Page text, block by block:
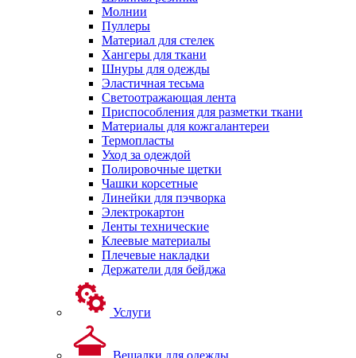
Молнии
Пуллеры
Материал для стелек
Хангеры для ткани
Шнуры для одежды
Эластичная тесьма
Светоотражающая лента
Приспособления для разметки ткани
Материалы для кожгалантереи
Термопласты
Уход за одеждой
Полировочные щетки
Чашки корсетные
Линейки для пэчворка
Электрокартон
Ленты технические
Клеевые материалы
Плечевые накладки
Держатели для бейджа
Услуги
Вешалки для одежды